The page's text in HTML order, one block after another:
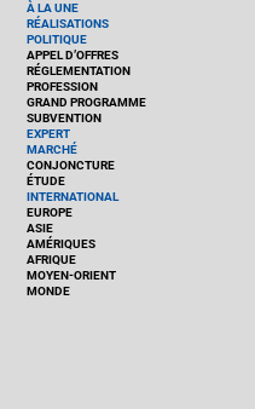
À LA UNE
RÉALISATIONS
POLITIQUE
APPEL D’OFFRES
RÉGLEMENTATION
PROFESSION
GRAND PROGRAMME
SUBVENTION
EXPERT
MARCHÉ
CONJONCTURE
ÉTUDE
INTERNATIONAL
EUROPE
ASIE
AMÉRIQUES
AFRIQUE
MOYEN-ORIENT
MONDE